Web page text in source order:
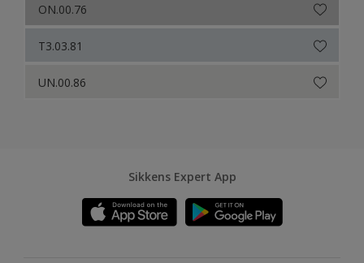
ON.00.76
T3.03.81
UN.00.86
Sikkens Expert App